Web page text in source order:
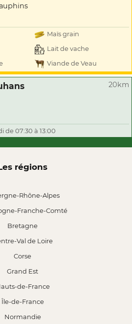
Maïs grain
Lait de vache
Viande de Veau
20km
de 07:30 à 13:00
régions
Rhône-Alpes
Franche-Comté
Bretagne
Val de Loire
Corse
Grand Est
de-France
Île-de-France
Normandie